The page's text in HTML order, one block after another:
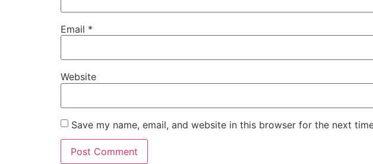
Email *
Website
Save my name, email, and website in this browser for the next